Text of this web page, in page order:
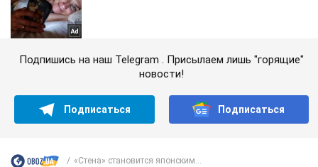
Подпишись на наш Telegram . Присылаем лишь "горящие"
новости!
Подписаться Подписаться
«Стена» становится японским...